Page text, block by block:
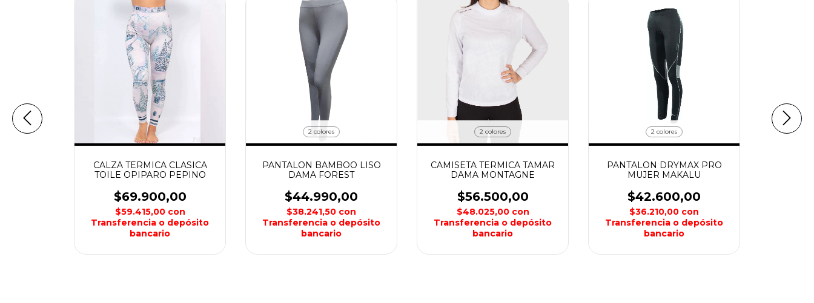
CALZA TERMICA CLASICA
TOILE OPIPARO PEPINO
$69.900,00
$59.415,00 con
Transferencia o depósito
bancario
2 colores
PANTALON BAMBOO LISO
DAMA FOREST
$44.990,00
$38.241,50 con
Transferencia o depósito
bancario
2 colores
CAMISETA TERMICA TAMAR
DAMA MONTAGNE
$56.500,00
$48.025,00 con
Transferencia o depósito
bancario
2 colores
PANTALON DRYMAX PRO
MUJER MAKALU
$42.600,00
$36.210,00 con
Transferencia o depósito
bancario